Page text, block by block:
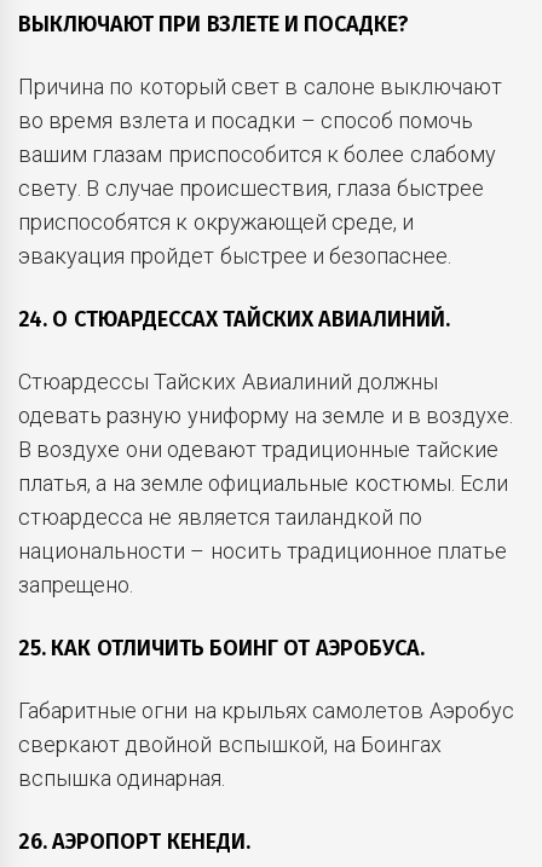
ВЫКЛЮЧАЮТ ПРИ ВЗЛЕТЕ И ПОСАДКЕ?
Причина по который свет в салоне выключают
во время взлета и посадки – способ помочь
вашим глазам приспособится к более слабому
свету. В случае происшествия, глаза быстрее
приспособятся к окружающей среде, и
эвакуация пройдет быстрее и безопаснее.
24. О СТЮАРДЕССАХ ТАЙСКИХ АВИАЛИНИЙ.
Стюардессы Тайских Авиалиний должны
одевать разную униформу на земле и в воздухе.
В воздухе они одевают традиционные тайские
платья, а на земле официальные костюмы. Если
стюардесса не является таиландкой по
национальности – носить традиционное платье
запрещено.
25. КАК ОТЛИЧИТЬ БОИНГ ОТ АЭРОБУСА.
Габаритные огни на крыльях самолетов Аэробус
сверкают двойной вспышкой, на Боингах
вспышка одинарная.
26. АЭРОПОРТ КЕНЕДИ.